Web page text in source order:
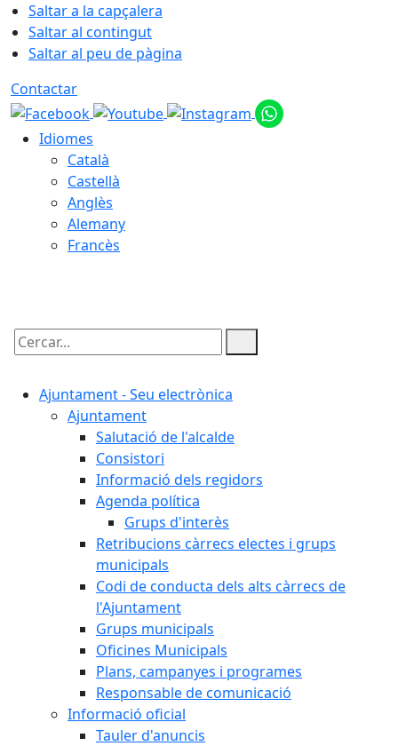
Saltar a la capçalera
Saltar al contingut
Saltar al peu de pàgina
Contactar
Idiomes
Català
Castellà
Anglès
Alemany
Francès
Cercar:
Ajuntament - Seu electrònica
Ajuntament
Salutació de l'alcalde
Consistori
Informació dels regidors
Agenda política
Grups d'interès
Retribucions càrrecs electes i grups
municipals
Codi de conducta dels alts càrrecs de
l'Ajuntament
Grups municipals
Oficines Municipals
Plans, campanyes i programes
Responsable de comunicació
Informació oficial
Tauler d'anuncis